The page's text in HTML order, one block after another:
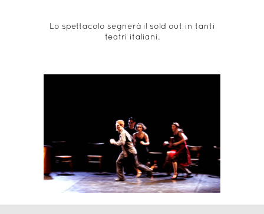
Lo spettacolo segnerà il sold out in tanti
teatri italiani.